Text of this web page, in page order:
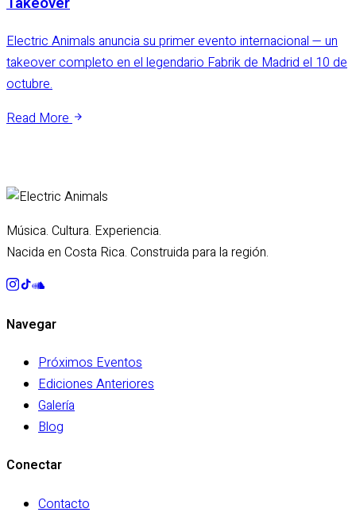
Música. Cultura. Experiencia.
Nacida en Costa Rica. Construida para la región.
Navegar
Próximos Eventos
Ediciones Anteriores
Galería
Blog
Conectar
Contacto